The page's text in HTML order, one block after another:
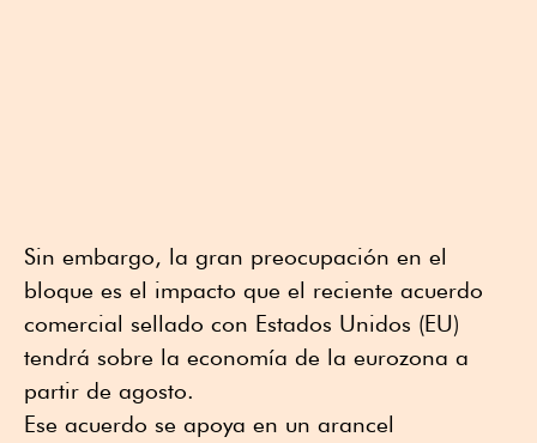
Sin embargo, la gran preocupación en el
bloque es el impacto que el reciente acuerdo
comercial sellado con Estados Unidos (EU)
tendrá sobre la economía de la eurozona a
partir de agosto.
Ese acuerdo se apoya en un arancel